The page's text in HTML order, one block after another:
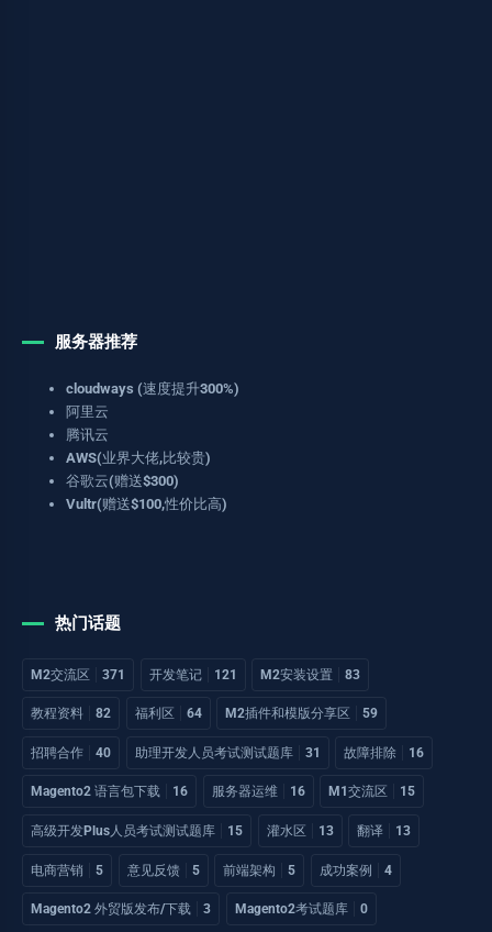
服务器推荐
cloudways (速度提升300%)
阿里云
腾讯云
AWS(业界大佬,比较贵)
谷歌云(赠送$300)
Vultr(赠送$100,性价比高)
热门话题
M2交流区 371 开发笔记 121 M2安装设置 83
教程资料 82 福利区 64 M2插件和模版分享区 59
招聘合作 40 助理开发人员考试测试题库 31 故障排除 16
Magento2 语言包下载 16 服务器运维 16 M1交流区 15
高级开发Plus人员考试测试题库 15 灌水区 13 翻译 13
电商营销 5 意见反馈 5 前端架构 5 成功案例 4
Magento2 外贸版发布/下载 3 Magento2考试题库 0